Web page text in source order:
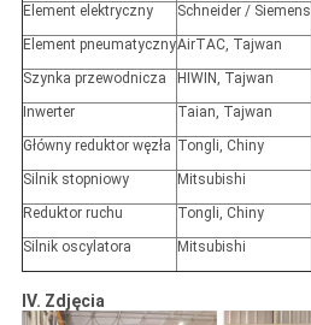
Element elektryczny
Schneider / Siemens
Element pneumatycznyAirTAC, Tajwan
Szynka przewodnicza
HIWIN, Tajwan
Inwerter
Taian, Tajwan
Główny reduktor węzła Tongli, Chiny
Silnik stopniowy
Mitsubishi
Reduktor ruchu
Tongli, Chiny
Silnik oscylatora
Mitsubishi
IV. Zdjęcia